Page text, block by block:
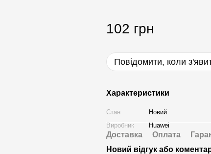
102 грн
Повідомити, коли
Характеристики
Стан
Новий
Виробник
Huawei
Доставка Оплата
Новий відгук або